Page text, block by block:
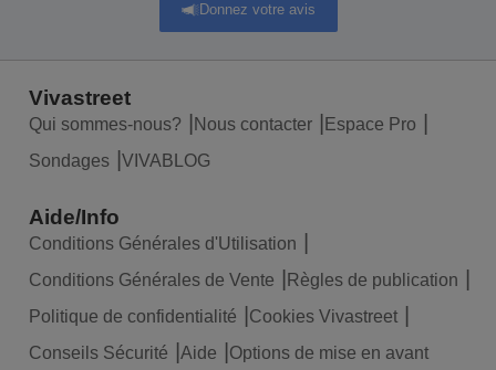
Donnez votre avis
Vivastreet
Qui sommes-nous? Nous contacter
Espace Pro
Sondages
VIVABLOG
Aide/Info
Conditions Générales d'Utilisation
Conditions Générales de Vente
Règles de publication
Politique de confidentialité
Cookies Vivastreet
Conseils Sécurité
Aide Options de mise en avant